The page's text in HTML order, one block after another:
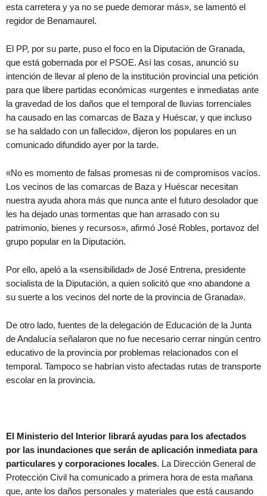
esta carretera y ya no se puede demorar más», se lamentó el
regidor de Benamaurel.
El PP, por su parte, puso el foco en la Diputación de Granada,
que está gobernada por el PSOE. Así las cosas, anunció su
intención de llevar al pleno de la institución provincial una petición
para que libere partidas económicas «urgentes e inmediatas ante
la gravedad de los daños que el temporal de lluvias torrenciales
ha causado en las comarcas de Baza y Huéscar, y que incluso
se ha saldado con un fallecido», dijeron los populares en un
comunicado difundido ayer por la tarde.
«No es momento de falsas promesas ni de compromisos vacíos.
Los vecinos de las comarcas de Baza y Huéscar necesitan
nuestra ayuda ahora más que nunca ante el futuro desolador que
les ha dejado unas tormentas que han arrasado con su
patrimonio, bienes y recursos», afirmó José Robles, portavoz del
grupo popular en la Diputación.
Por ello, apeló a la «sensibilidad» de José Entrena, presidente
socialista de la Diputación, a quien solicitó que «no abandone a
su suerte a los vecinos del norte de la provincia de Granada».
De otro lado, fuentes de la delegación de Educación de la Junta
de Andalucía señalaron que no fue necesario cerrar ningún centro
educativo de la provincia por problemas relacionados con el
temporal. Tampoco se habrían visto afectadas rutas de transporte
escolar en la provincia.
El Ministerio del Interior librará ayudas para los afectados
por las inundaciones que serán de aplicación inmediata para
particulares y corporaciones locales. La Dirección General de
Protección Civil ha comunicado a primera hora de esta mañana
que, ante los daños personales y materiales que está causando